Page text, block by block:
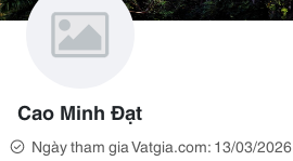
Cao Minh Đạt
Ngày tham gia Vatgia.com: 13/03/2026